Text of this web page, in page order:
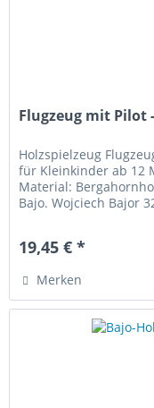
Flugzeug mit Pilot
Holzspielzeug
für Kleinkinder ab 12
Material:
Bajo. Wojciech Bajor
19,45 € *
Merken